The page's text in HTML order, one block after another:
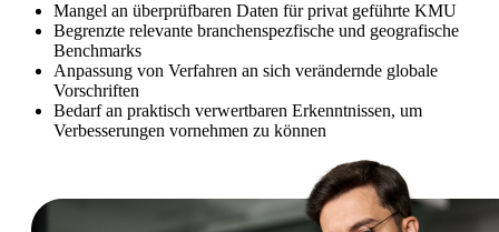
Mangel an überprüfbaren Daten für privat geführte KMU
Begrenzte relevante branchenspezfische und geografische
Benchmarks
Anpassung von Verfahren an sich verändernde globale
Vorschriften
Bedarf an praktisch verwertbaren Erkenntnissen, um
Verbesserungen vornehmen zu können